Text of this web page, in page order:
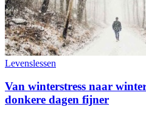
Levenslessen
Van winterstress naar
donkere dagen fijner